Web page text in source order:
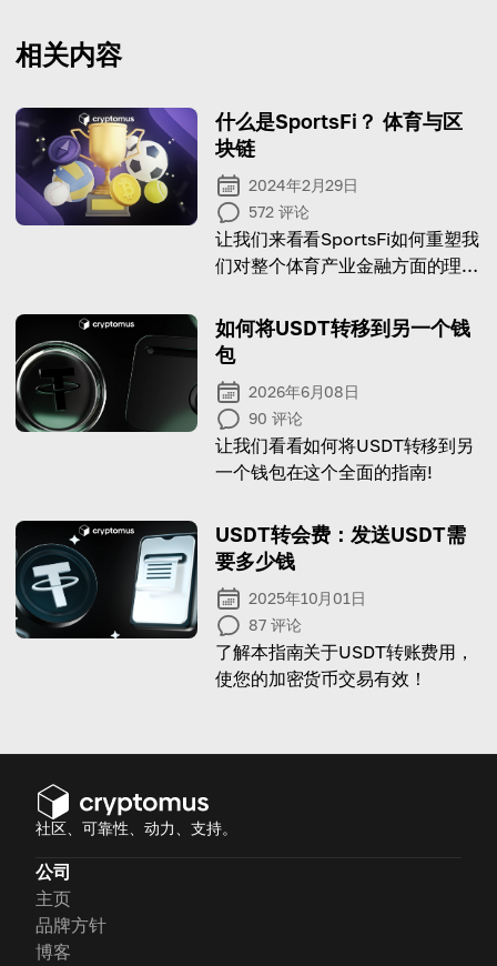
相关内容
什么是SportsFi？ 体育与区
块链
2024年2月29日
572 评论
让我们来看看SportsFi如何重塑我
们对整个体育产业金融方面的理
如何将USDT转移到另一个钱
包
2026年6月08日
90 评论
让我们看看如何将USDT转移到另
一个钱包在这个全面的指南!
USDT转会费：发送USDT需
要多少钱
2025年10月01日
87 评论
了解本指南关于USDT转账费用，
使您的加密货币交易有效！
社区、可靠性、动力、支持。
公司
主页
品牌方针
博客